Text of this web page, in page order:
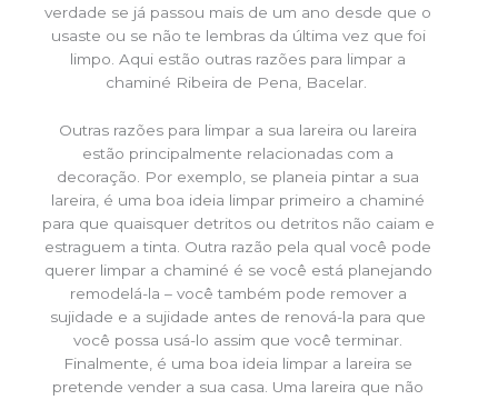
verdade se já passou mais de um ano desde que o
usaste ou se não te lembras da última vez que foi
limpo. Aqui estão outras razões para limpar a
chaminé Ribeira de Pena, Bacelar.
Outras razões para limpar a sua lareira ou lareira
estão principalmente relacionadas com a
decoração. Por exemplo, se planeia pintar a sua
lareira, é uma boa ideia limpar primeiro a chaminé
para que quaisquer detritos ou detritos não caiam e
estraguem a tinta. Outra razão pela qual você pode
querer limpar a chaminé é se você está planejando
remodelá-la – você também pode remover a
sujidade e a sujidade antes de renová-la para que
você possa usá-lo assim que você terminar.
Finalmente, é uma boa ideia limpar a lareira se
pretende vender a sua casa. Uma lareira que não